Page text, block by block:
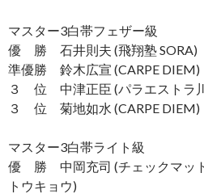
マスター3白帯フェザー級
優 勝 石井則夫 (飛翔塾 SORA)
準優勝 鈴木広宣 (CARPE DIEM)
３ 位 中津正臣 (パラエストラ
３ 位 菊地如水 (CARPE DIEM)
マスター3白帯ライト級
優 勝 中岡充司 (チェックマッ
トウキョウ)